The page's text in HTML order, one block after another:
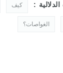
: كيف
الغواصات؟